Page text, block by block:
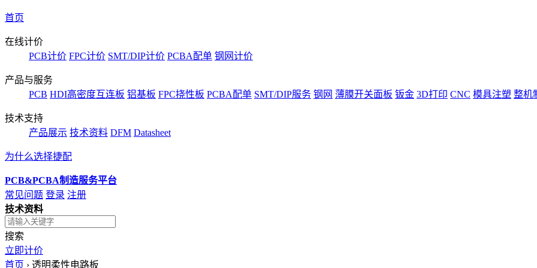
首页
在线计价
PCB计价 FPC计价 SMT/DIP计价 PCBA配单 钢网计价
产品与服务
PCB HDI高密度互连板 铝基板 FPC挠性板 PCBA配单 SMT/DIP服务 钢网 薄膜开关面板 钣金 3D打印 CNC 模具注塑 整机
技术支持
产品展示 技术资料 DFM Datasheet
为什么选择捷配
PCB&PCBA制造服务平台
常见问题 登录 注册
技术资料
搜索
立即计价
首页 › 透明柔性电路板